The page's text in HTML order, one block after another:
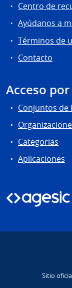
Centro de
Ayúdanos a
Términos de
Contacto
Acceso
Conjuntos de
Categorias
Aplicaciones
Sitio